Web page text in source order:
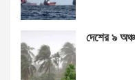
দেশের ৯